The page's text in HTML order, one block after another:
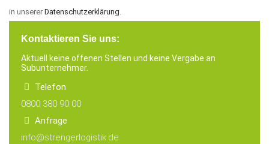
in unserer Datenschutzerklärung.
Kontaktieren Sie uns:
Aktuell keine offenen Stellen und keine Vergabe an
Subunternehmer.
Telefon
0800 380 90 00
Anfrage
info@strengerlogistik.de